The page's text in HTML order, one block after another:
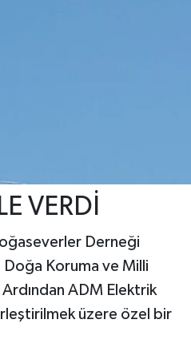
VERDİ
Derneği
Doğa Koruma ve Milli
ADM Elektrik
üzere özel bir